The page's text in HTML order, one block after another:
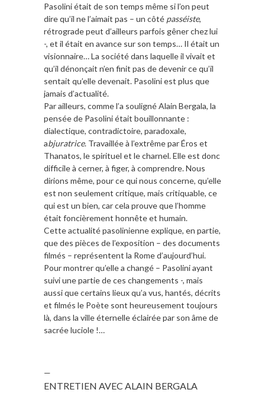
Pasolini était de son temps même si l’on peut
dire qu’il ne l’aimait pas – un côté passéiste,
rétrograde peut d’ailleurs parfois gêner chez lui
-, et il était en avance sur son temps… Il était un
visionnaire… La société dans laquelle il vivait et
qu’il dénonçait n’en finit pas de devenir ce qu’il
sentait qu’elle devenait. Pasolini est plus que
jamais d’actualité.
Par ailleurs, comme l’a souligné Alain Bergala, la
pensée de Pasolini était bouillonnante :
dialectique, contradictoire, paradoxale,
abjuratrice. Travaillée à l’extrême par Éros et
Thanatos, le spirituel et le charnel. Elle est donc
difficile à cerner, à figer, à comprendre. Nous
dirions même, pour ce qui nous concerne, qu’elle
est non seulement critique, mais critiquable, ce
qui est un bien, car cela prouve que l’homme
était foncièrement honnête et humain.
Cette actualité pasolinienne explique, en partie,
que des pièces de l’exposition – des documents
filmés – représentent la Rome d’aujourd’hui.
Pour montrer qu’elle a changé – Pasolini ayant
suivi une partie de ces changements -, mais
aussi que certains lieux qu’a vus, hantés, décrits
et filmés le Poète sont heureusement toujours
là, dans la ville éternelle éclairée par son âme de
sacrée luciole !…
—
ENTRETIEN AVEC ALAIN BERGALA